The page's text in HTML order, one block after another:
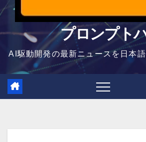
プロンプト
AI駆動開発の最新ニュースを日本